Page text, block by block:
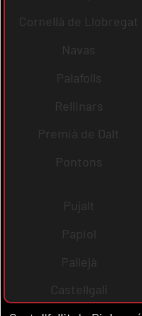
Cornellà de Llobregat
Navas
Palafolls
Rellinars
Premià de Dalt
Pontons
Pujalt
Papiol
Pallejà
Castellgalí